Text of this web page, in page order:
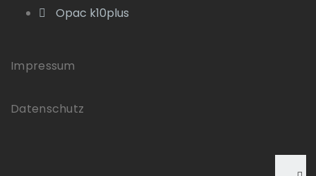
Opac k10plus
Impressum
Datenschutz